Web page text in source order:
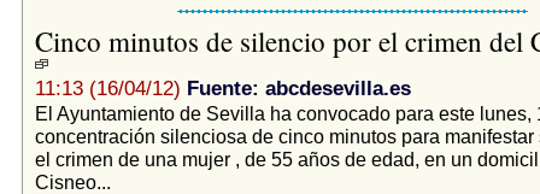
Cinco minutos de silencio por el crimen del
11:13 (16/04/12) Fuente: abcdesevilla.es
El Ayuntamiento de Sevilla ha convocado para este lunes,
concentración silenciosa de cinco minutos para manifestar
el crimen de una mujer , de 55 años de edad, en un
Cisneo...